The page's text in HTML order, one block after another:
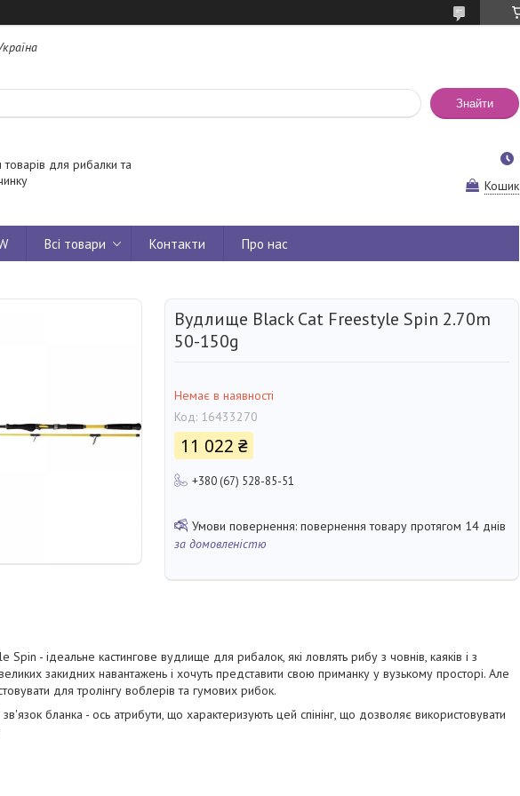
Знайти
товарів для рибалки та
Кошик
Всі товари Контакти Про нас
Вудлище Black Cat Freestyle Spin 2.70m
50-150g
Немає в наявності
Код: 16433270
11 022 ₴
+380 (67) 528-85-51
повернення товару протягом 14 днів
за домовленістю
Spin - ідеальне кастингове вудлище для рибалок, які ловлять рибу з човнів, каяків і з
закидних навантажень і хочуть представити свою приманку у вузькому просторі. Але
для тролінгу воблерів та гумових рибок.
зв'язок бланка - ось атрибути, що характеризують цей спінінг, що дозволяє використовувати